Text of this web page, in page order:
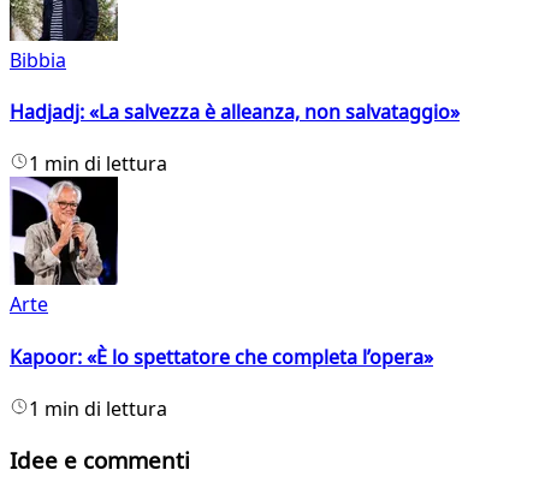
Bibbia
Hadjadj: «La salvezza è alleanza, non salvataggio»
1 min di lettura
Arte
Kapoor: «È lo spettatore che completa l’opera»
1 min di lettura
Idee e commenti